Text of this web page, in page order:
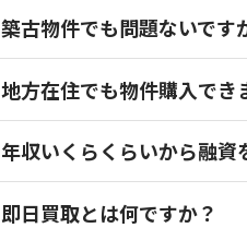
築古物件でも問題ないです
地方在住でも物件購入でき
年収いくらくらいから融資
即日買取とは何ですか？